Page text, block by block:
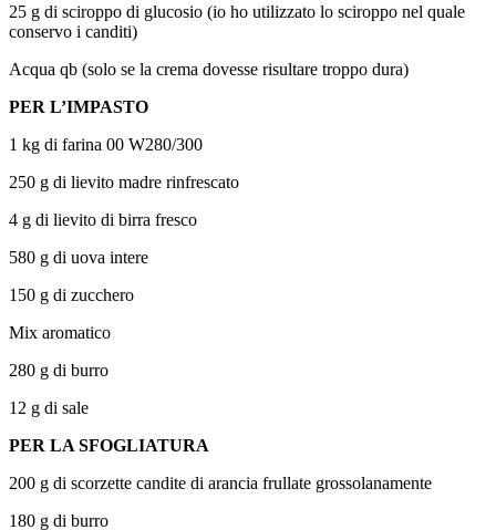
25 g di sciroppo di glucosio (io ho utilizzato lo sciroppo nel quale
conservo i canditi)
Acqua qb (solo se la crema dovesse risultare troppo dura)
PER L’IMPASTO
1 kg di farina 00 W280/300
250 g di lievito madre rinfrescato
4 g di lievito di birra fresco
580 g di uova intere
150 g di zucchero
Mix aromatico
280 g di burro
12 g di sale
PER LA SFOGLIATURA
200 g di scorzette candite di arancia frullate grossolanamente
180 g di burro